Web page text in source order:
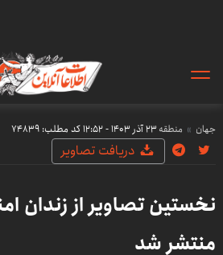
جهان منطقه ۲۳ آذر ۱۴۰۳ - ۱۲:۵۲ کد مطلب: 74839
دریافت تصاویر
نخستین تصاویر از زندان
منتشر شد